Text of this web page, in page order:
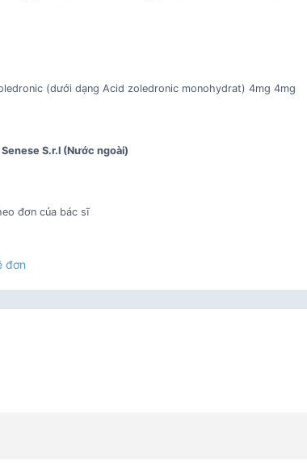
(dưới dạng Acid zoledronic monohydrat) 4mg 4mg
S.r.l (Nước ngoài)
đơn của bác sĩ
đơn